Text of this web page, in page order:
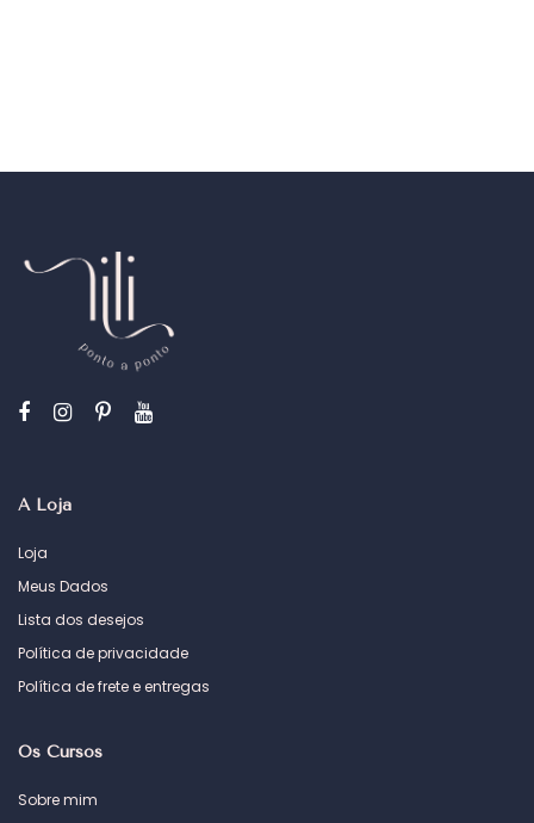
A Loja
Loja
Meus Dados
Lista dos desejos
Política de privacidade
Política de frete e entregas
Os Cursos
Sobre mim